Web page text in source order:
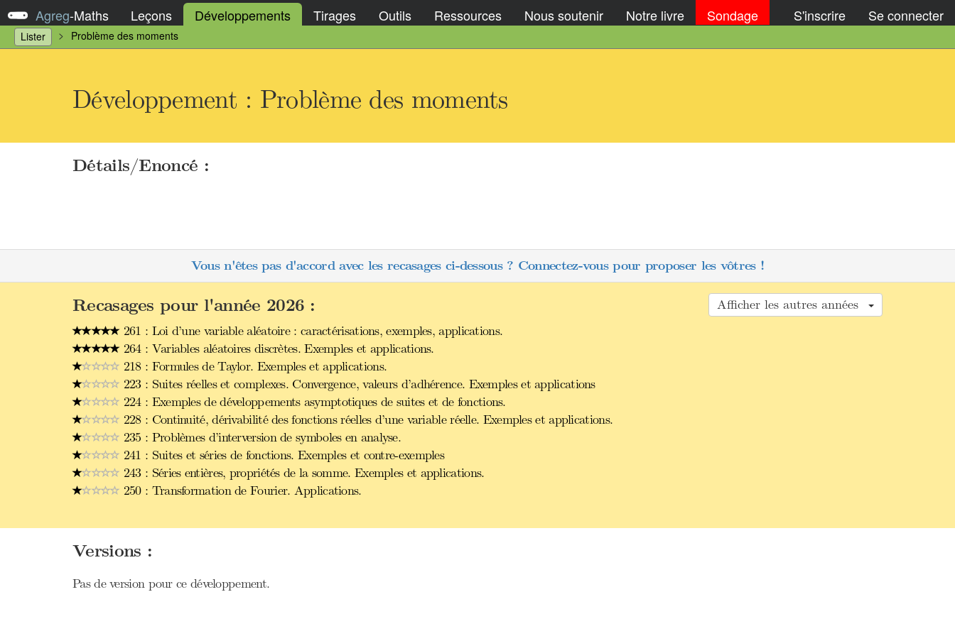
Agreg-Maths Leçons Développements Tirages Outils Ressources Nous soutenir Notre livre Sondage S'inscrire Se connecter
Lister Problème des moments
Développement : Problème des moments
Détails/Enoncé :
Vous n'êtes pas d'accord avec les recasages ci-dessous ? Connectez-vous pour proposer les vôtres !
Afficher les autres années
Recasages pour l'année 2026 :
261 : Loi d’une variable aléatoire : caractérisations, exemples, applications.
264 : Variables aléatoires discrètes. Exemples et applications.
218 : Formules de Taylor. Exemples et applications.
223 : Suites réelles et complexes. Convergence, valeurs d’adhérence. Exemples et applications
224 : Exemples de développements asymptotiques de suites et de fonctions.
228 : Continuité, dérivabilité des fonctions réelles d’une variable réelle. Exemples et applications.
235 : Problèmes d’interversion de symboles en analyse.
241 : Suites et séries de fonctions. Exemples et contre-exemples
243 : Séries entières, propriétés de la somme. Exemples et applications.
250 : Transformation de Fourier. Applications.
Versions :
Pas de version pour ce développement.